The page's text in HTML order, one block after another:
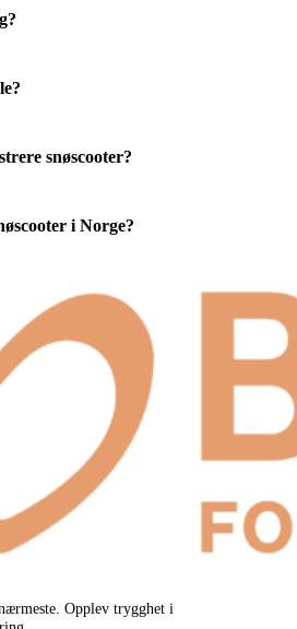
snøscooter?
i Norge?
Opplev trygghet i